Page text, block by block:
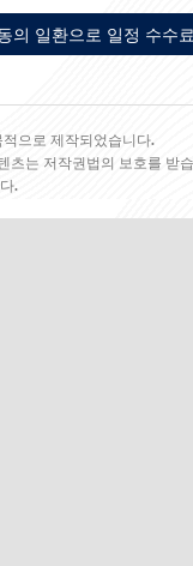
의 일환으로 일정 수수
으로 제작되었습니다.
는 저작권법의 보호를 받
.